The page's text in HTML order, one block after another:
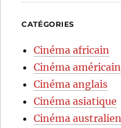
CATÉGORIES
Cinéma africain
Cinéma américain
Cinéma anglais
Cinéma asiatique
Cinéma australien